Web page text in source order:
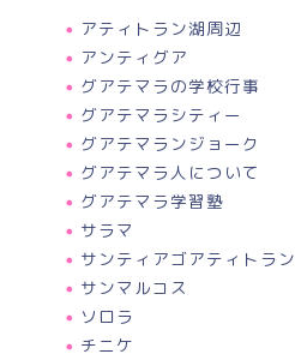
アティトラン湖周辺
アンティグア
グアテマラの学校行事
グアテマラシティー
グアテマランジョーク
グアテマラ人について
グアテマラ学習塾
サラマ
サンティアゴアティトラン
サンマルコス
ソロラ
チニケ